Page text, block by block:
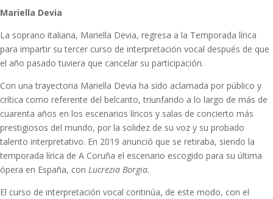
Mariella Devia
La soprano italiana, Mariella Devia, regresa a la Temporada lírica
para impartir su tercer curso de interpretación vocal después de que
el año pasado tuviera que cancelar su participación.
Con una trayectoria Mariella Devia ha sido aclamada por público y
crítica como referente del belcanto, triunfando a lo largo de más de
cuarenta años en los escenarios líricos y salas de concierto más
prestigiosos del mundo, por la solidez de su voz y su probado
talento interpretativo. En 2019 anunció que se retiraba, siendo la
temporada lírica de A Coruña el escenario escogido para su última
ópera en España, con Lucrezia Borgia.
El curso de interpretación vocal continúa, de este modo, con el